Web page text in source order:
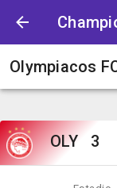
Olympiacos
OLY 3